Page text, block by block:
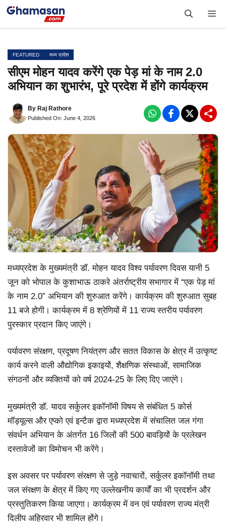
Skip
FEATURED मध्य प्रदेश
सीएम मोहन यादव करेंगे एक पेड़ मां के नाम 2.0
अभियान का शुभारंभ, पूरे प्रदेश में होंगे कार्यक्रम
By Raj Rathore
Published On: June 4, 2026
मध्यप्रदेश के मुख्यमंत्री डॉ. मोहन यादव विश्व पर्यावरण दिवस यानी 5
जून को भोपाल के कुशाभाऊ ठाकरे अंतर्राष्ट्रीय सभागार में “एक पेड़ मां
के नाम 2.0” अभियान की शुरुआत करेंगे। कार्यक्रम की शुरुआत सुबह
11 बजे होगी। कार्यक्रम में 8 श्रेणियों में 11 राज्य स्तरीय पर्यावरण
पुरस्कार प्रदान किए जाएंगे।
पर्यावरण संरक्षण, प्रदूषण नियंत्रण और सतत विकास के क्षेत्र में उत्कृष्ट
कार्य करने वाली औद्योगिक इकाइयों, शैक्षणिक संस्थाओं, सामाजिक
संगठनों और व्यक्तियों को वर्ष 2024-25 के लिए दिए जाएंगे।
मुख्यमंत्री डॉ. यादव सर्कुलर इकॉनॉमी विषय से संबंधित 5 कोर्स
मॉड्यूल्स और एप्को एवं इन्टैक द्वारा मध्यप्रदेश में संचालित जल गंगा
संवर्धन अभियान के अंतर्गत 16 जिलों की 500 बावड़ियों के प्रलेखन
दस्तावेजों का विमोचन भी करेंगे।
इस अवसर पर पर्यावरण संरक्षण से जुड़े नवाचारों, सर्कुलर इकॉनॉमी तथा
जल संरक्षण के क्षेत्र में किए गए उल्लेखनीय कार्यों का भी प्रदर्शन और
प्रस्तुतिकरण किया जाएगा। कार्यक्रम में वन एवं पर्यावरण राज्य मंत्री
दिलीप अहिरवार भी शामिल होंगे।